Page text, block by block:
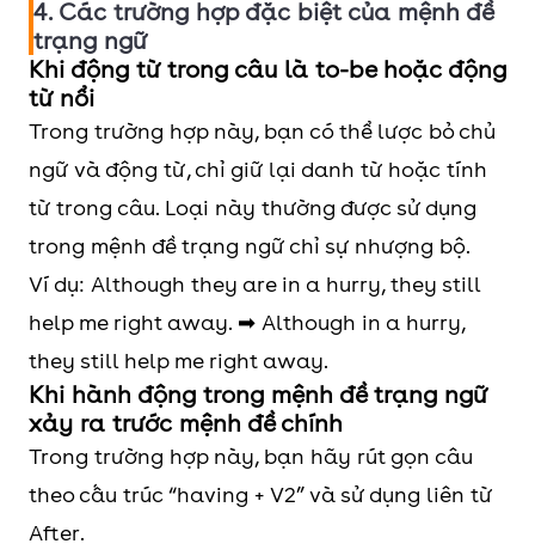
4. Các trường hợp đặc biệt của mệnh đề
trạng ngữ
Khi động từ trong câu là to-be hoặc động
từ nổi
Trong trường hợp này, bạn có thể lược bỏ chủ
ngữ và động từ, chỉ giữ lại danh từ hoặc tính
từ trong câu. Loại này thường được sử dụng
trong mệnh đề trạng ngữ chỉ sự nhượng bộ.
Ví dụ: Although they are in a hurry, they still
help me right away. ➡ Although in a hurry,
they still help me right away.
Khi hành động trong mệnh đề trạng ngữ
xảy ra trước mệnh đề chính
Trong trường hợp này, bạn hãy rút gọn câu
theo cấu trúc “having + V2” và sử dụng liên từ
After.